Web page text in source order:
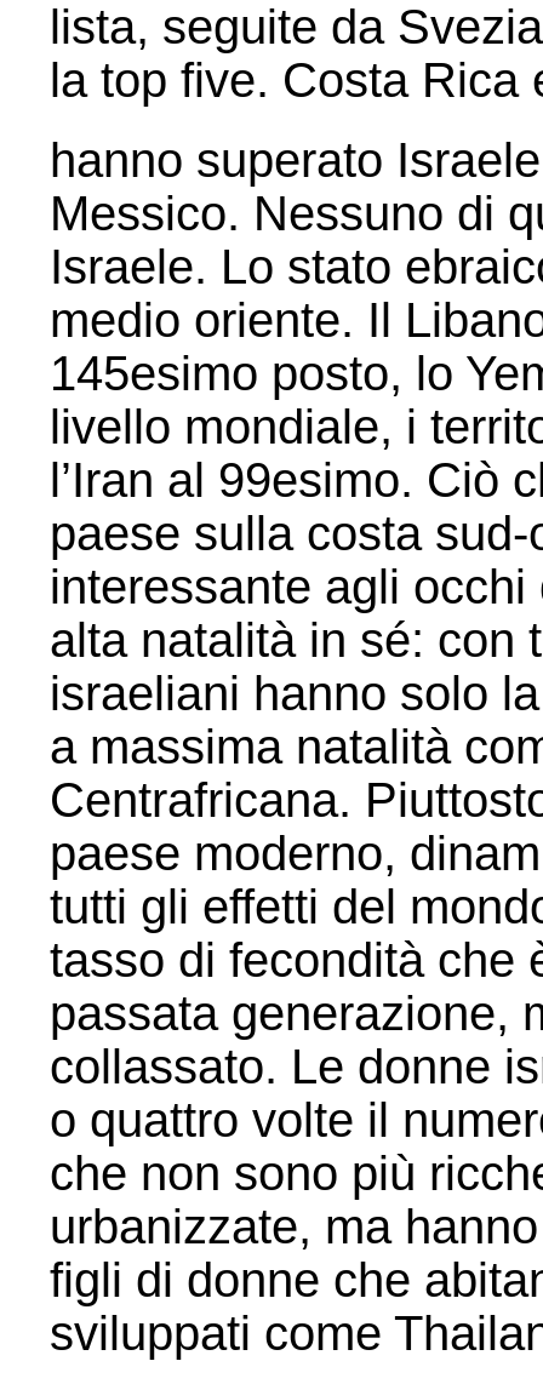
lista, seguite da
la top five. Costa
hanno superato
Messico. Nessuno di
Israele. Lo stato
medio oriente. Il
145esimo posto, lo
livello mondiale, i
l’Iran al 99esimo. Ciò
paese sulla costa
interessante agli
alta natalità in sé: con
israeliani hanno solo
a massima natalità
Centrafricana.
paese moderno,
tutti gli effetti del
tasso di fecondità che
passata generazione,
collassato. Le donne
o quattro volte il
che non sono più
urbanizzate, ma
figli di donne che
sviluppati come